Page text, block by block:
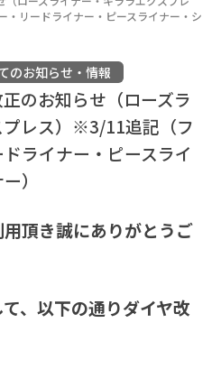
リードライナー・ピースライナー・シ
のお知らせ・情報
正のお知らせ（ローズラ
プレス）※3/11追記（フ
ライナー・ピースライ
）
頂き誠にありがとうご
、以下の通りダイヤ改